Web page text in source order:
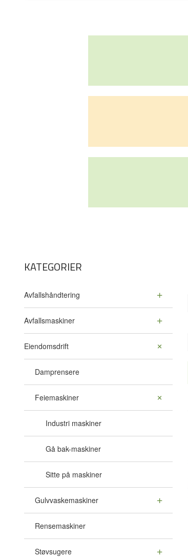
KATEGORIER
Avfallshåndtering
Avfallsmaskiner
Eiendomsdrift
Damprensere
Feiemaskiner
Industri maskiner
Gå bak-maskiner
Sitte på maskiner
Gulvvaskemaskiner
Rensemaskiner
Støvsugere